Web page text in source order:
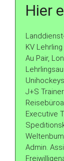
Hier
KV Lehrling
Au Pair,
J+S
Executive
Admin.